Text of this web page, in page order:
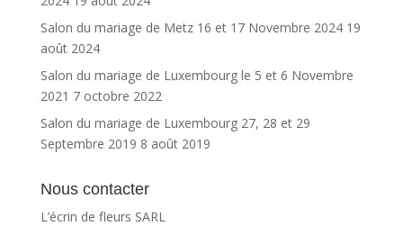
Salon du mariage de Metz 16 et 17 Novembre 2024 19
août 2024
Salon du mariage de Luxembourg le 5 et 6 Novembre
2021 7 octobre 2022
Salon du mariage de Luxembourg 27, 28 et 29
Septembre 2019 8 août 2019
Nous contacter
L’écrin de fleurs SARL